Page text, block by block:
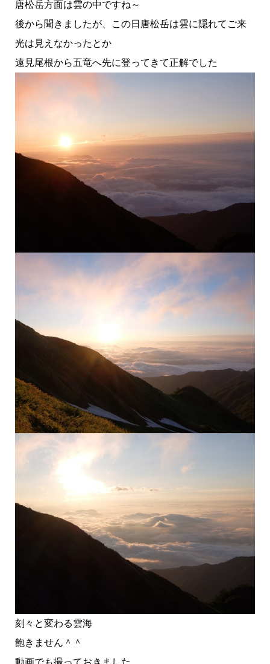
唐松岳方面は雲の中ですね～
後から聞きましたが、この日唐松岳は雲に隠れてご来
光は見えなかったとか
遠見尾根から五竜へ先に登ってきて正解でした
刻々と変わる雲海
飽きません＾＾
動画でも撮っておきました